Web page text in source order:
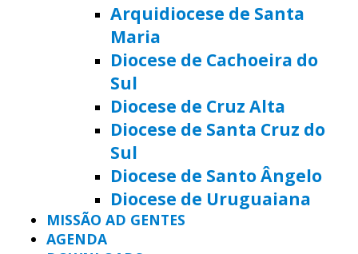
Arquidiocese de Santa
Maria
Diocese de Cachoeira do
Sul
Diocese de Cruz Alta
Diocese de Santa Cruz do
Sul
Diocese de Santo Ângelo
Diocese de Uruguaiana
MISSÃO AD GENTES
AGENDA